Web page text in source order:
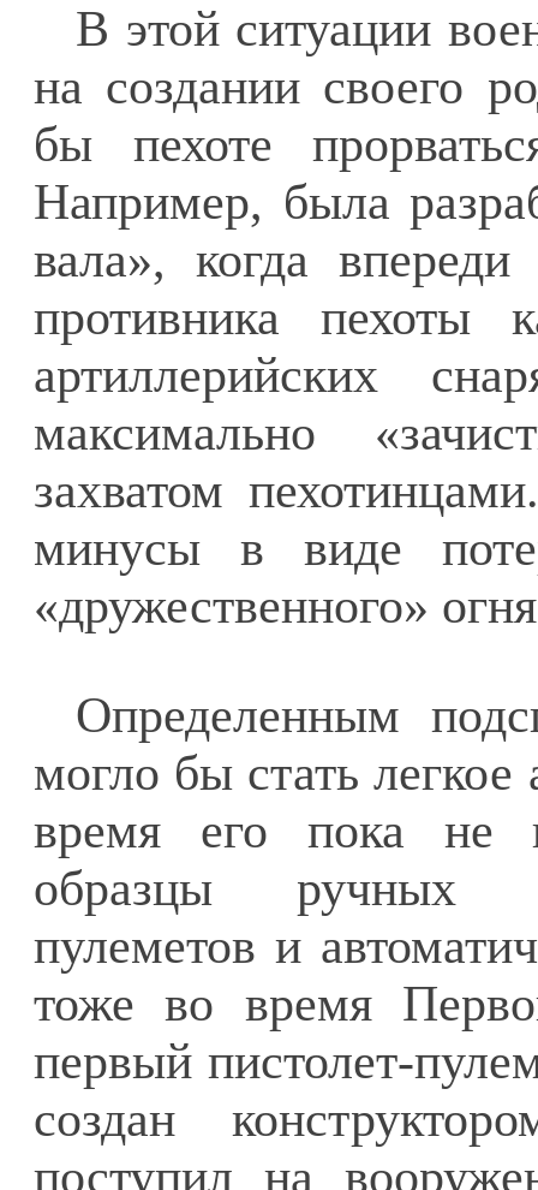
В этой ситуации
на создании своего
бы пехоте
Например, была
вала», когда
противника пехоты
артиллерийских
максимально
захватом
минусы в виде
«дружественного»
Определенным
могло бы стать
время его пока не
образцы ручных
пулеметов и
тоже во время
первый пистолет-
создан
поступил на